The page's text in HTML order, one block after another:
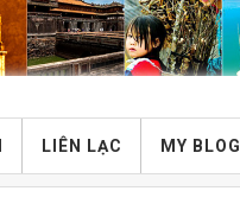
LIÊN LẠC MY BLOG